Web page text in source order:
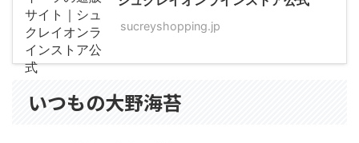
sucreyshopping.jp
いつもの大野海苔